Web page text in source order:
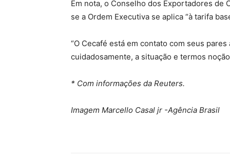
Em nota, o Conselho dos Exportadores de
se a Ordem Executiva se aplica “à tarifa
“O Cecafé está em contato com seus
cuidadosamente, a situação e termos
* Com informações da Reuters.
Imagem Marcello Casal jr -Agência Brasil